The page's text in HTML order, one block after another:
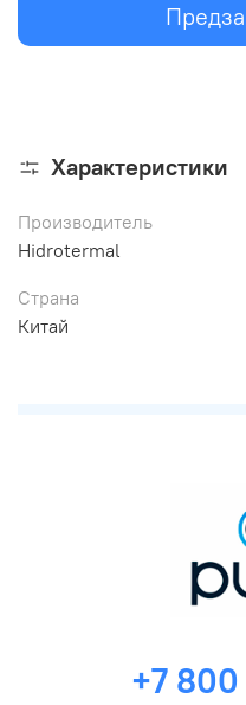
Характеристики
Производитель
Hidrotermal
Страна
Китай
+7